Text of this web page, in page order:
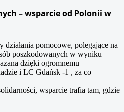
– wsparcie od Polonii w
pomocowe, polegające na
poszkodowanych w wyniku
dzięki ogromnemu
i LC Gdańsk -1 , za co
wsparcie trafia tam, gdzie